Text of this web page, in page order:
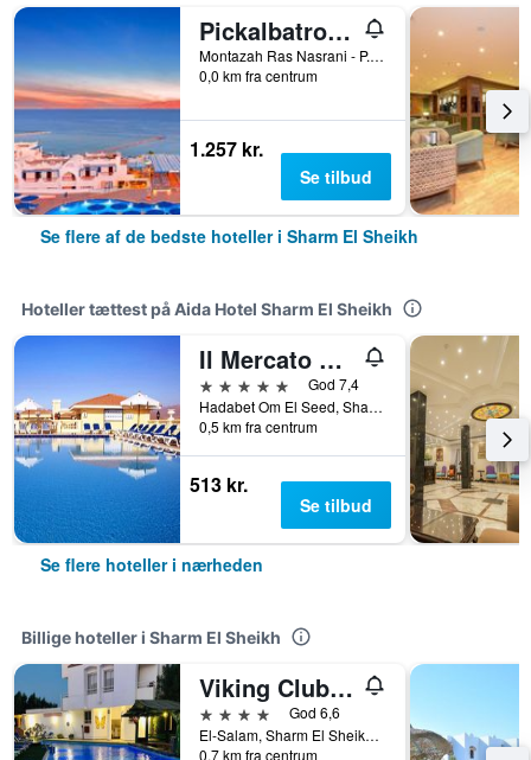
Pickalbatros Palace Sharm & Aqua Park
Montazah Ras Nasrani - P.O. Box 154, Sharm El Sheikh, Egypten
0,0 km fra centrum
1.257 kr.
Se tilbud
Se flere af de bedste hoteller i Sharm El Sheikh
Hoteller tættest på Aida Hotel Sharm El Sheikh
Il Mercato Hotel & Spa
5 stjerner
God 7,4
Hadabet Om El Seed, Sharm El Sheikh, Egypten
0,5 km fra centrum
513 kr.
Se tilbud
Se flere hoteller i nærheden
Billige hoteller i Sharm El Sheikh
Viking Club Hotel
4 stjerner
God 6,6
El-Salam, Sharm El Sheikh, Egypten
0,7 km fra centrum